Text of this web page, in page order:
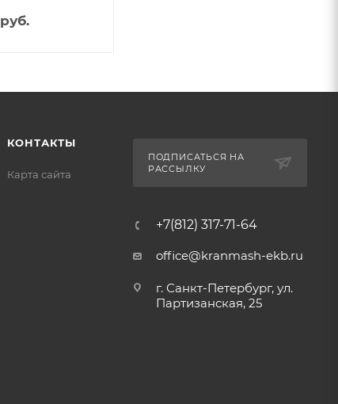
руб.
КОНТАКТЫ
Карта сайта
ПОДПИСАТЬСЯ НА
РАССЫЛКУ
+7(812) 317-71-64
office@kranmash-ekb.ru
г. Санкт-Петербург, ул.
Партизанская, 25